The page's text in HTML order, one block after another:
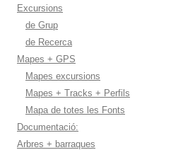
Excursions
de Grup
de Recerca
Mapes + GPS
Mapes excursions
Mapes + Tracks + Perfils
Mapa de totes les Fonts
Documentació:
Arbres + barraques